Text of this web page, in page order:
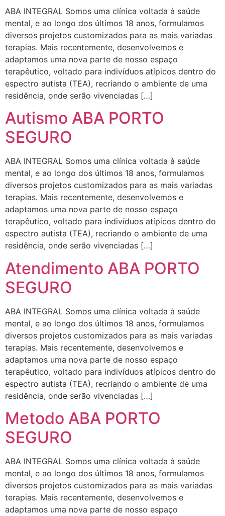
ABA INTEGRAL Somos uma clínica voltada à saúde
mental, e ao longo dos últimos 18 anos, formulamos
diversos projetos customizados para as mais variadas
terapias. Mais recentemente, desenvolvemos e
adaptamos uma nova parte de nosso espaço
terapêutico, voltado para indivíduos atípicos dentro do
espectro autista (TEA), recriando o ambiente de uma
residência, onde serão vivenciadas […]
Autismo ABA PORTO
SEGURO
ABA INTEGRAL Somos uma clínica voltada à saúde
mental, e ao longo dos últimos 18 anos, formulamos
diversos projetos customizados para as mais variadas
terapias. Mais recentemente, desenvolvemos e
adaptamos uma nova parte de nosso espaço
terapêutico, voltado para indivíduos atípicos dentro do
espectro autista (TEA), recriando o ambiente de uma
residência, onde serão vivenciadas […]
Atendimento ABA PORTO
SEGURO
ABA INTEGRAL Somos uma clínica voltada à saúde
mental, e ao longo dos últimos 18 anos, formulamos
diversos projetos customizados para as mais variadas
terapias. Mais recentemente, desenvolvemos e
adaptamos uma nova parte de nosso espaço
terapêutico, voltado para indivíduos atípicos dentro do
espectro autista (TEA), recriando o ambiente de uma
residência, onde serão vivenciadas […]
Metodo ABA PORTO
SEGURO
ABA INTEGRAL Somos uma clínica voltada à saúde
mental, e ao longo dos últimos 18 anos, formulamos
diversos projetos customizados para as mais variadas
terapias. Mais recentemente, desenvolvemos e
adaptamos uma nova parte de nosso espaço